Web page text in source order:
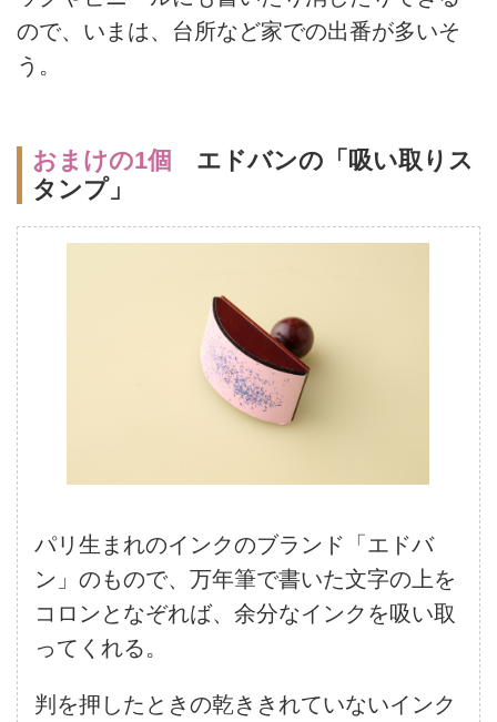
ので、いまは、台所など家での出番が多いそ
う。
おまけの1個
エドバンの「吸い取りス
タンプ」
パリ生まれのインクのブランド「エドバ
ン」のもので、万年筆で書いた文字の上を
コロンとなぞれば、余分なインクを吸い取
ってくれる。
判を押したときの乾ききれていないインク